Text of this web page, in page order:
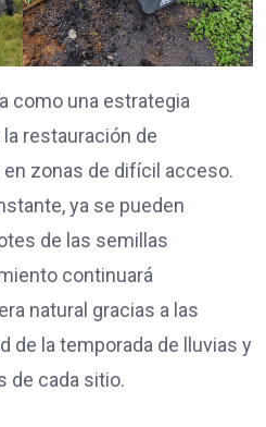
como una estrategia
restauración de
zonas de difícil acceso.
ya se pueden
de las semillas
continuará
natural gracias a las
de la temporada de lluvias y
de cada sitio.